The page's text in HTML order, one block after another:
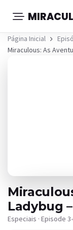
Página Inicial
Miraculous: As
Ladybug
Especiais · Episode 3•